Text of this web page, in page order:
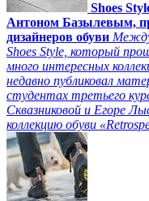
Shoes
Антоном Базылевым,
дизайнеров обуви
Shoes Style, который
много интересных
недавно публиковал
студентах третьего
Сквазниковой и Егоре
коллекцию обуви